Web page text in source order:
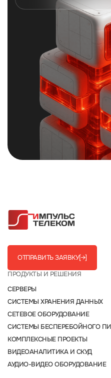
ОТПРАВИТЬ ЗАЯВКУ[→]
ПРОДУКТЫ И РЕШЕНИЯ
СЕРВЕРЫ
СИСТЕМЫ ХРАНЕНИЯ ДАННЫХ
СЕТЕВОЕ ОБОРУДОВАНИЕ
СИСТЕМЫ БЕСПЕРЕБОЙНОГО
КОМПЛЕКСНЫЕ ПРОЕКТЫ
ВИДЕОАНАЛИТИКА И СКУД
АУДИО-ВИДЕО ОБОРУДОВАНИЕ